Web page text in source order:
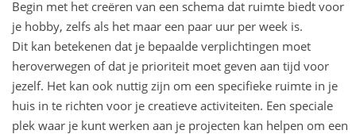
Begin met het creëren van een schema dat ruimte biedt voor
je hobby, zelfs als het maar een paar uur per week is.
Dit kan betekenen dat je bepaalde verplichtingen moet
heroverwegen of dat je prioriteit moet geven aan tijd voor
jezelf. Het kan ook nuttig zijn om een specifieke ruimte in je
huis in te richten voor je creatieve activiteiten. Een speciale
plek waar je kunt werken aan je projecten kan helpen om een